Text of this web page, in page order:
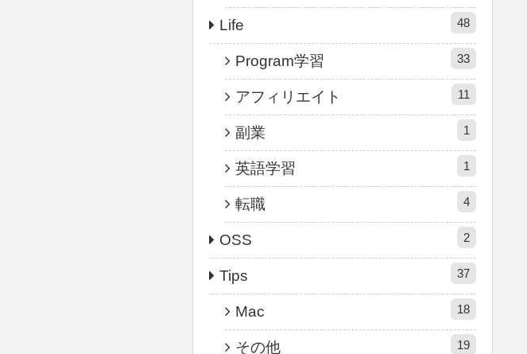
Life 48
Program学習 33
アフィリエイト 11
副業 1
英語学習 1
転職 4
OSS 2
Tips 37
Mac 18
その他 19